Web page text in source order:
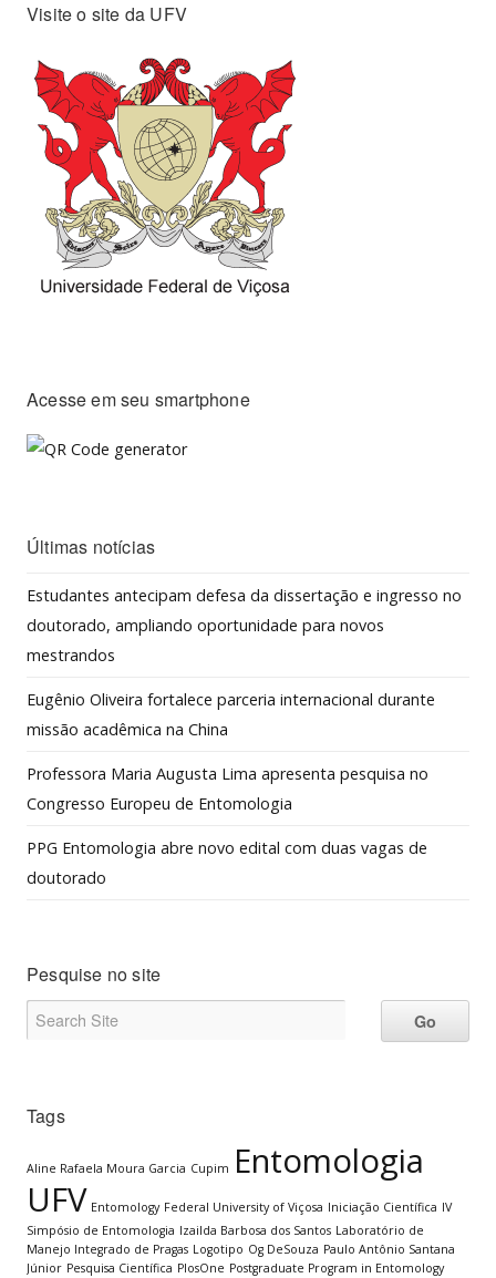
Visite o site da UFV
Acesse em seu smartphone
Últimas notícias
Estudantes antecipam defesa da dissertação e ingresso no
doutorado, ampliando oportunidade para novos
mestrandos
Eugênio Oliveira fortalece parceria internacional durante
missão acadêmica na China
Professora Maria Augusta Lima apresenta pesquisa no
Congresso Europeu de Entomologia
PPG Entomologia abre novo edital com duas vagas de
doutorado
Pesquise no site
Tags
Aline Rafaela Moura Garcia Cupim Entomologia
UFV Entomology Federal University of Viçosa Iniciação Científica IV
Simpósio de Entomologia Izailda Barbosa dos Santos Laboratório de
Manejo Integrado de Pragas Logotipo Og DeSouza Paulo Antônio Santana
Júnior Pesquisa Científica PlosOne Postgraduate Program in Entomology